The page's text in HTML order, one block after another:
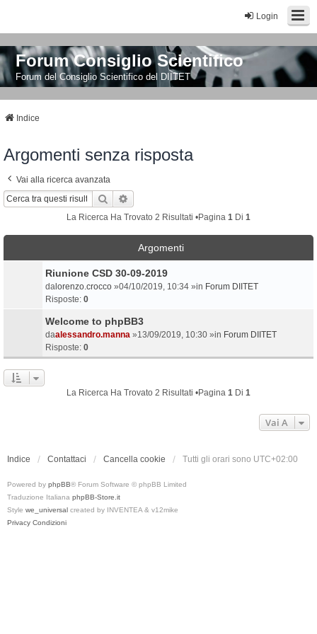
Login
Forum Consiglio Scientifico
Forum del Consiglio Scientifico del DIITET
Indice
Argomenti senza risposta
Vai alla ricerca avanzata
Cerca
La Ricerca Ha Trovato 2 Risultati •Pagina 1 Di 1
Argomenti
Riunione CSD 30-09-2019
da lorenzo.crocco »04/10/2019, 10:34 »in Forum DIITET
Risposte: 0
Welcome to phpBB3
daalessandro.manna »13/09/2019, 10:30 »in Forum DIITET
Risposte: 0
La Ricerca Ha Trovato 2 Risultati •Pagina 1 Di 1
Vai A
Indice Contattaci Cancella cookie Tutti gli orari sono UTC+02:00
Powered by phpBB® Forum Software © phpBB Limited
Traduzione Italiana phpBB-Store.it
Style we_universal created by INVENTEA & v12mike
Privacy Condizioni